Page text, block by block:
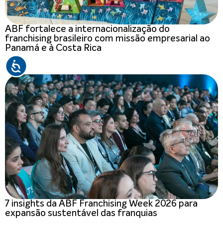
ABF fortalece a internacionalização do
franchising brasileiro com missão empresarial ao
Panamá e à Costa Rica
7 insights da ABF Franchising Week 2026 para
expansão sustentável das franquias